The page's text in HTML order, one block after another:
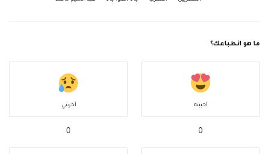
ما هو انطباعك؟
أحببته
0
أحزنني
0